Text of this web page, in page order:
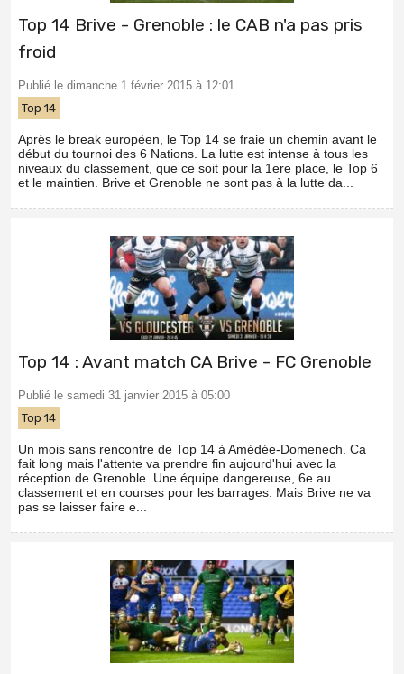
Top 14 Brive - Grenoble : le CAB n'a pas pris
froid
Publié le dimanche 1 février 2015 à 12:01
Top 14
Après le break européen, le Top 14 se fraie un chemin avant le
début du tournoi des 6 Nations. La lutte est intense à tous les
niveaux du classement, que ce soit pour la 1ere place, le Top 6
et le maintien. Brive et Grenoble ne sont pas à la lutte da...
Top 14 : Avant match CA Brive - FC Grenoble
Publié le samedi 31 janvier 2015 à 05:00
Top 14
Un mois sans rencontre de Top 14 à Amédée-Domenech. Ca
fait long mais l'attente va prendre fin aujourd'hui avec la
réception de Grenoble. Une équipe dangereuse, 6e au
classement et en courses pour les barrages. Mais Brive ne va
pas se laisser faire e...